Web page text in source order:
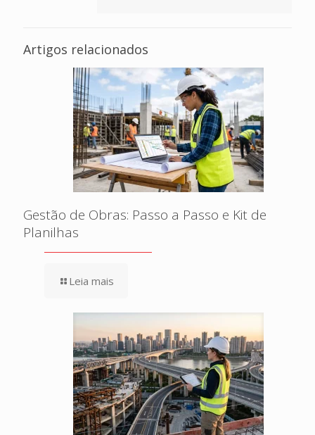
Artigos relacionados
Gestão de Obras: Passo a Passo e Kit de
Planilhas
Leia mais